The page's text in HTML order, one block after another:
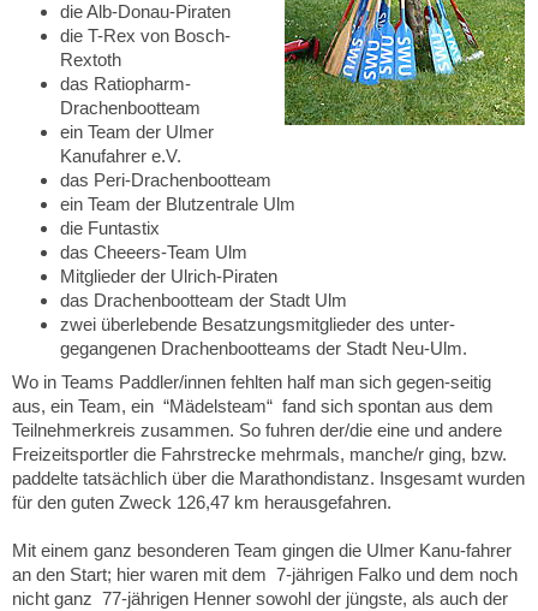
die Alb-Donau-Piraten
die T-Rex von Bosch-
Rextoth
das Ratiopharm-
Drachenbootteam
ein Team der Ulmer
Kanufahrer e.V.
das Peri-Drachenbootteam
ein Team der Blutzentrale Ulm
die Funtastix
das Cheeers-Team Ulm
Mitglieder der Ulrich-Piraten
das Drachenbootteam der Stadt Ulm
zwei überlebende Besatzungsmitglieder des unter-
gegangenen Drachenbootteams der Stadt Neu-Ulm.
Wo in Teams Paddler/innen fehlten half man sich gegen-seitig
aus, ein Team, ein “Mädelsteam“ fand sich spontan aus dem
Teilnehmerkreis zusammen. So fuhren der/die eine und andere
Freizeitsportler die Fahrstrecke mehrmals, manche/r ging, bzw.
paddelte tatsächlich über die Marathondistanz. Insgesamt wurden
für den guten Zweck 126,47 km herausgefahren.
Mit einem ganz besonderen Team gingen die Ulmer Kanu-fahrer
an den Start; hier waren mit dem 7-jährigen Falko und dem noch
nicht ganz 77-jährigen Henner sowohl der jüngste, als auch der